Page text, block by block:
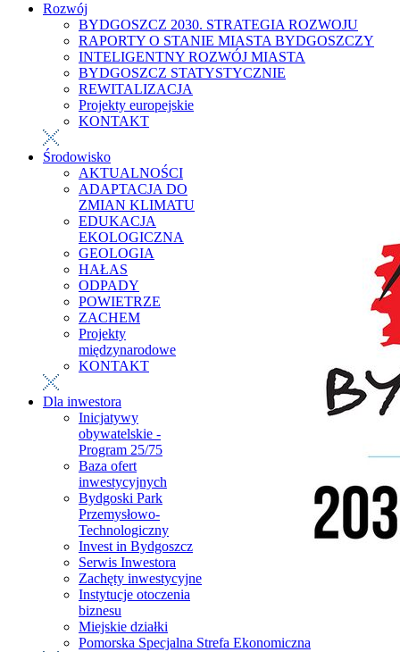
Rozwój
BYDGOSZCZ 2030. STRATEGIA ROZWOJU
RAPORTY O STANIE MIASTA BYDGOSZCZY
INTELIGENTNY ROZWÓJ MIASTA
BYDGOSZCZ STATYSTYCZNIE
REWITALIZACJA
Projekty europejskie
KONTAKT
Środowisko
AKTUALNOŚCI
ADAPTACJA DO
ZMIAN KLIMATU
EDUKACJA
EKOLOGICZNA
GEOLOGIA
HAŁAS
ODPADY
POWIETRZE
ZACHEM
Projekty
międzynarodowe
KONTAKT
Dla inwestora
Inicjatywy
obywatelskie -
Program 25/75
Baza ofert
inwestycyjnych
Bydgoski Park
Przemysłowo-
Technologiczny
Invest in Bydgoszcz
Serwis Inwestora
Zachęty inwestycyjne
Instytucje otoczenia
biznesu
Miejskie działki
Pomorska Specjalna Strefa Ekonomiczna